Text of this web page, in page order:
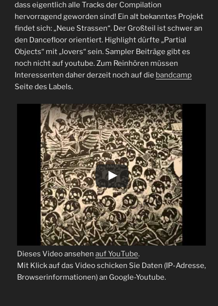
dass eigentlich alle Tracks der Compilation
hervorragend geworden sind! Ein alt bekanntes Projekt
findet sich: „Neue Strassen“. Der Großteil ist schwer an
den Dancefloor orientiert. Highlight dürfte „Partial
Objects“ mit „lovers“ sein. Sampler Beiträge gibt es
noch nicht auf youtube. Zum Reinhören müssen
Interessenten daher derzeit noch auf die bandcamp
Seite des Labels.
Dieses Video ansehen auf YouTube.
Mit Klick auf das Video schicken Sie Daten (IP-Adresse,
Browserinformationen) an Google-Youtube.